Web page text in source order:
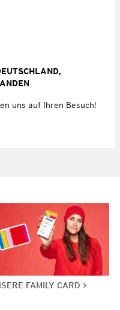
uns auf Ihren Besuch!
FAMILY CARD